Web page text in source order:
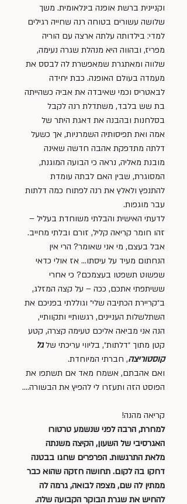
וקניינית ברשת אופנה בינלאומית. משך
שלושה עשורים בטוחה רנה שחייה רגילים
למדי: בילדותה עלתה ארצה עם הוריה
מפריז, ובהווה היא מנהלת שגרה נעימה,
שלווה ומאתגרת שמאפשרת לה לבסס את
מעמדה בעולם האופנה. כבת יחידה
לבאטריס וכמי שאיבדה את אביה כשהייתה
בת שש בלבד, משתדלת רנה לקבל
בסלחנות ובהבנה את דאגת היתר של
אמה ואת תפיסותיה השמרניות, אך כשעל
דלתה מתדפקת אהבה חדשה שאינה
מובנת מאליה, נראה כי הבועה המוגנת,
המסוגרת, שבין האם לבתה עומדת
להתנפץ ולאלץ את רנה לפתוח כמה דלתות
עבר מוגפות.
לדעתי האישית והבלתי משוחדת בעליל –
זהו חומר קריאה קליל, זורם ובלתי מחייב.
אבל בעצם, מי אני שאומר? הרי אין
הנחתום מעיד על עיסתו… אז אולי כדאי
שפשוט תשפטו בעצמכם? כי אחרי
ששיתפתי אתכם, ככה – על קצה המזלג,
ב״קריירת הכתיבה שלי״ וגוללתי בפניכם את
השתלשלות העניינים, רגשותיי ותקוותיי,
הנה אני מביאה אליכם טעימה קצרה, קטע
קטן מתוך ״דלתות״, בליווי עריכתי של גל
קוסטוריצה, חברתי המיוחדת.
ואם אהבתם, אשמח מאד אם תשתפו את
הפוסט הזה ותעזרו לי להפיץ את הבשורה….
קריאה מהנה!
למחרת, הרבה לפני שנשמע טרטורו
האגרסיבי של השעון, הקיצה משנתה
מלאת התרגשות. הפרפרים שחגו בבטנה
דחקו בה לקום. תחושה חזקה שהוא כבר
ממתין לה שם, מצפה לבואה, גרמה לה
להחיש את שגרת הבוקר הקבועה שלה.